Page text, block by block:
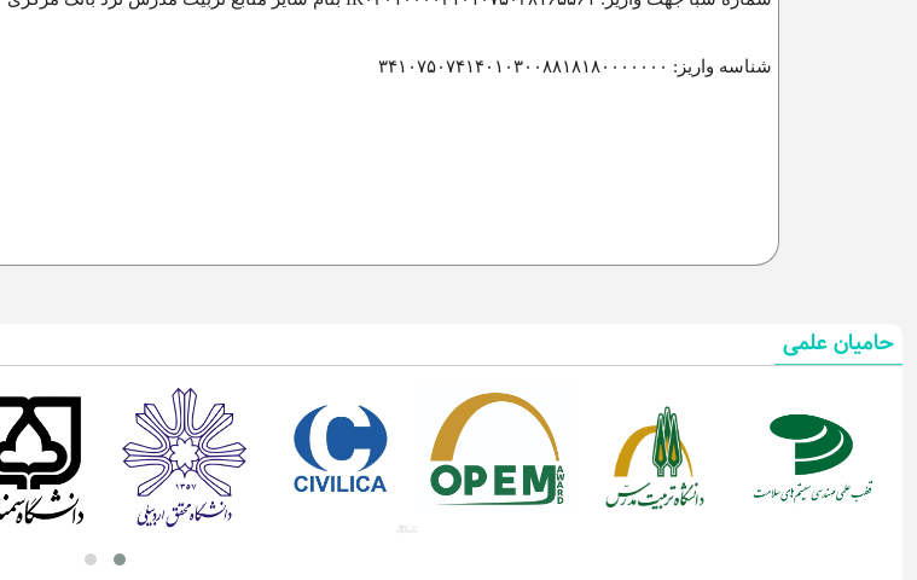
شناسه واریز: ۳۴۱۰۷۵۰۷۴۱۴۰۱۰۳۰۰۸۸۱۸۱۸۰۰۰۰۰۰۰
حامیان علمی